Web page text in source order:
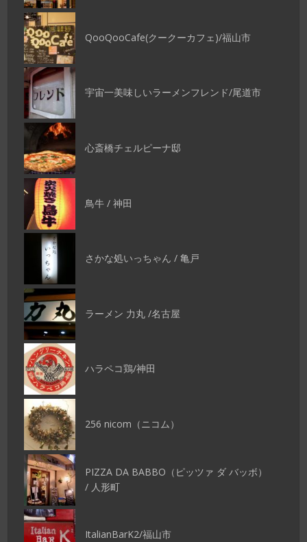
QooQooCafe(クークーカフェ)/福山市
宇宙一美味しいラーメンフレンド/尾道市
心斎橋チェルピーナ邸
鳥牛 / 神田
さかな処いっちゃん / 亀戸
ラーメン 力丸 /名古屋
ハラペコ鶏/神田
256 nicom（ニコム）
PIZZA DA BABBO（ピッツァ ダ バッボ）
/ 人形町
ItalianBarK2/福山市